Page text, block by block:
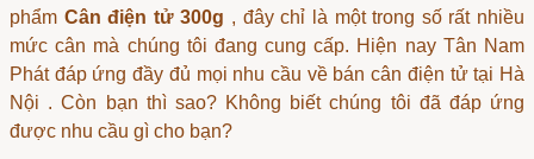
phẩm Cân điện tử 300g , đây chỉ là một trong số rất nhiều
mức cân mà chúng tôi đang cung cấp. Hiện nay Tân Nam
Phát đáp ứng đầy đủ mọi nhu cầu về bán cân điện tử tại Hà
Nội . Còn bạn thì sao? Không biết chúng tôi đã đáp ứng
được nhu cầu gì cho bạn?